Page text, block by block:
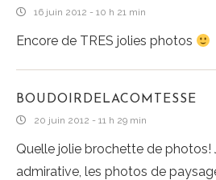
16 juin 2012 - 10 h 21 min
Encore de TRES jolies photos
BOUDOIRDELACOMTESSE
20 juin 2012 - 11 h 29 min
Quelle jolie brochette de photos!
admirative, les photos de